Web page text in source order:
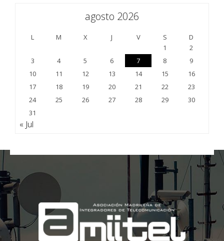
agosto 2026
L M X J V S
D
1
2
3
4 5 6 7 8
9
10
11 12 13 14 15
16
17
18 19 20 21 22
23
24
25 26 27 28 29
30
31
« Jul
;